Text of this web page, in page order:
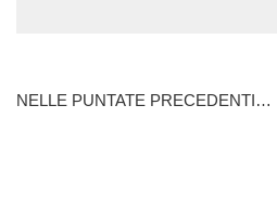
NELLE PUNTATE PRECEDENTI…